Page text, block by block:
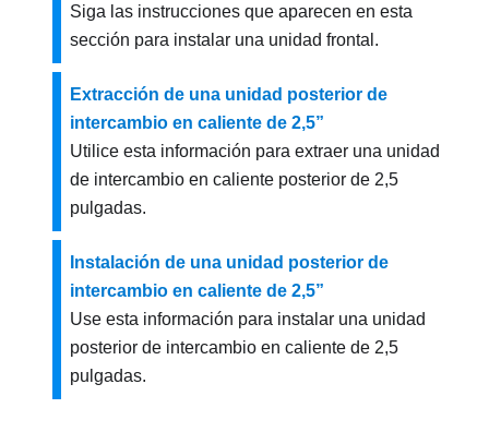
Siga las instrucciones que aparecen en esta
sección para instalar una unidad frontal.
Extracción de una unidad posterior de
intercambio en caliente de 2,5”
Utilice esta información para extraer una unidad
de intercambio en caliente posterior de 2,5
pulgadas.
Instalación de una unidad posterior de
intercambio en caliente de 2,5”
Use esta información para instalar una unidad
posterior de intercambio en caliente de 2,5
pulgadas.